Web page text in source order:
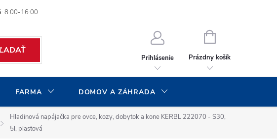
Prihlásenie
NÁKUPNÝ
Prázdny košík
FARMA DOMOV A ZÁHRADA
Hladinová napájačka pre ovce, kozy, dobytok a kone KERBL 222070 - S30,
5l, plastová